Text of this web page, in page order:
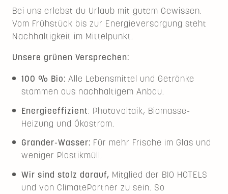
Bei uns erlebst du Urlaub mit gutem Gewissen.
Vom Frühstück bis zur Energieversorgung steht
Nachhaltigkeit im Mittelpunkt.
Unsere grünen Versprechen:
100 % Bio: Alle Lebensmittel und Getränke
stammen aus nachhaltigem Anbau.
Energieeffizient: Photovoltaik, Biomasse-
Heizung und Ökostrom.
Grander-Wasser: Für mehr Frische im Glas und
weniger Plastikmüll.
Wir sind stolz darauf, Mitglied der BIO HOTELS
und von ClimatePartner zu sein. So